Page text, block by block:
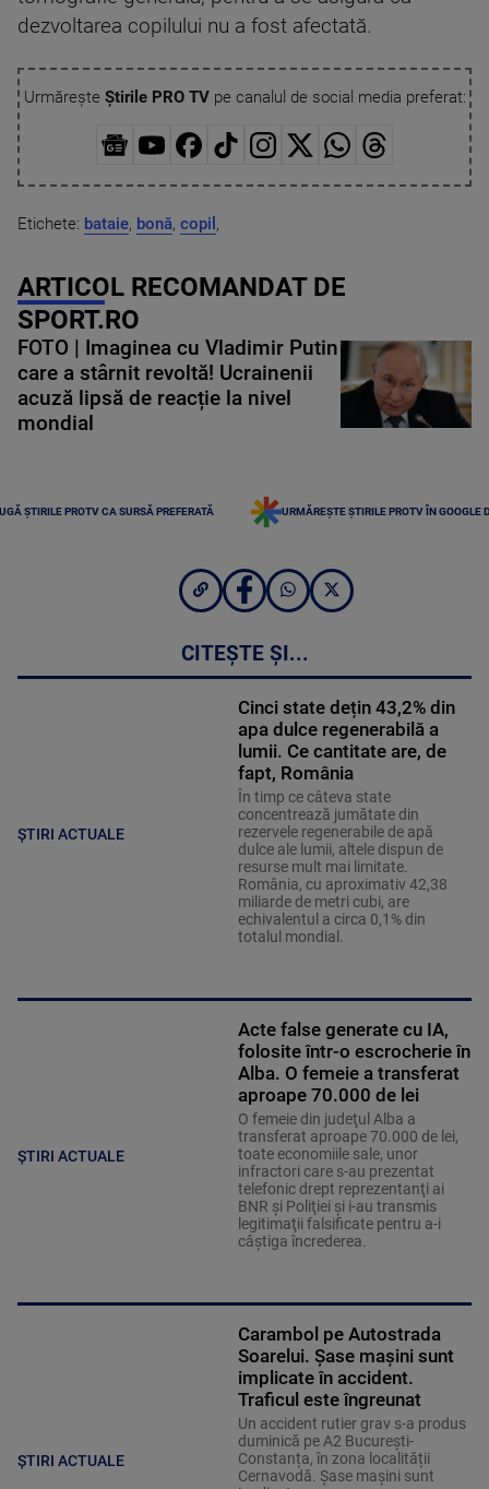
dezvoltarea copilului nu a fost afectată.
Urmărește Știrile PRO TVpe canalul de social media preferat:
Etichete: bataie, bonă, copil ,
ARTICOL RECOMANDAT DE
SPORT.RO
FOTO | Imaginea cu Vladimir Putin
care a stârnit revoltă! Ucrainenii
acuză lipsă de reacție la nivel
mondial
ȘTIRILE PROTV CA SURSĂ PREFERATĂ URMĂREȘTE ȘTIRILE PROTV ÎN GOOGLE
CITEȘTE ȘI...
ȘTIRI ACTUALE
Cinci state dețin 43,2% din
apa dulce regenerabilă a
lumii. Ce cantitate are, de
fapt, România
În timp ce câteva state
concentrează jumătate din
rezervele regenerabile de apă
dulce ale lumii, altele dispun de
resurse mult mai limitate.
România, cu aproximativ 42,38
miliarde de metri cubi, are
echivalentul a circa 0,1% din
totalul mondial.
ȘTIRI ACTUALE
Acte false generate cu IA,
folosite într-o escrocherie în
Alba. O femeie a transferat
aproape 70.000 de lei
O femeie din judeţul Alba a
transferat aproape 70.000 de lei,
toate economiile sale, unor
infractori care s-au prezentat
telefonic drept reprezentanţi ai
BNR şi Poliţiei şi i-au transmis
legitimaţii falsificate pentru a-i
câştiga încrederea.
ȘTIRI ACTUALE
Carambol pe Autostrada
Soarelui. Șase mașini sunt
implicate în accident.
Traficul este îngreunat
Un accident rutier grav s-a produs
duminică pe A2 București-
Constanța, în zona localității
Cernavodă. Șase mașini sunt